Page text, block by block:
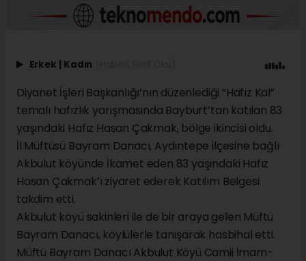
Erkek | Kadın
Diyanet İşleri Başkanlığı’nın düzenlediği “Hafız Kal”
temalı hafızlık yarışmasında Bayburt’tan katılan 83
yaşındaki Hafız Hasan Çakmak, bölge ikincisi oldu.
İl Müftüsü Bayram Danacı, Aydıntepe ilçesine bağlı
Akbulut köyünde İkamet eden 83 yaşındaki Hafız
Hasan Çakmak’ı ziyaret ederek Katılım Belgesi
takdim etti.
Akbulut köyü sakinleri ile de bir araya gelen Müftü
Bayram Danacı, köylülerle tanışarak hasbihal etti.
Müftü Bayram Danacı Akbulut Köyü Camii İmam-